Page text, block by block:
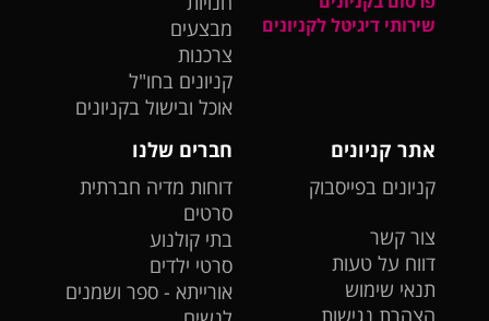
שירותי דיגיטל לקניונים
מבצעים
צרכנות
קניונים בחו"ל
אוכל ובישול בקניונים
אתר קניונים
קניונים בפייסבוק
צור קשר
דווח על טעות
תנאי שימוש
חברים שלנו
דוחות מדיה חברתית
סרטים
בתי קולנוע
סרטי ילדים
אורייתא - ספר ושמנים